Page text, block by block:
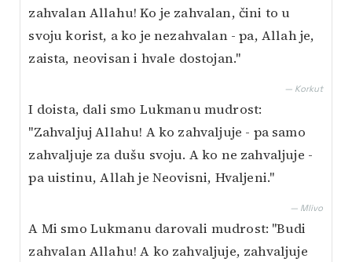
zahvalan Allahu! Ko je zahvalan, čini to u
svoju korist, a ko je nezahvalan - pa, Allah je,
zaista, neovisan i hvale dostojan."
— Korkut
I doista, dali smo Lukmanu mudrost:
"Zahvaljuj Allahu! A ko zahvaljuje - pa samo
zahvaljuje za dušu svoju. A ko ne zahvaljuje -
pa uistinu, Allah je Neovisni, Hvaljeni."
— Mlivo
A Mi smo Lukmanu darovali mudrost: "Budi
zahvalan Allahu! A ko zahvaljuje, zahvaljuje